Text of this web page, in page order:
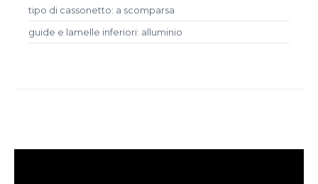
tipo di cassonetto: a scomparsa
guide e lamelle inferiori: alluminio